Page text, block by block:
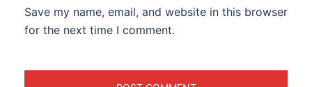
Save my name, email, and website in this browser
for the next time I comment.